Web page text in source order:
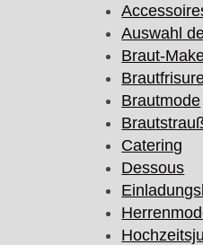
Auswahl
Braut-
Brautmode
Catering
Dessous